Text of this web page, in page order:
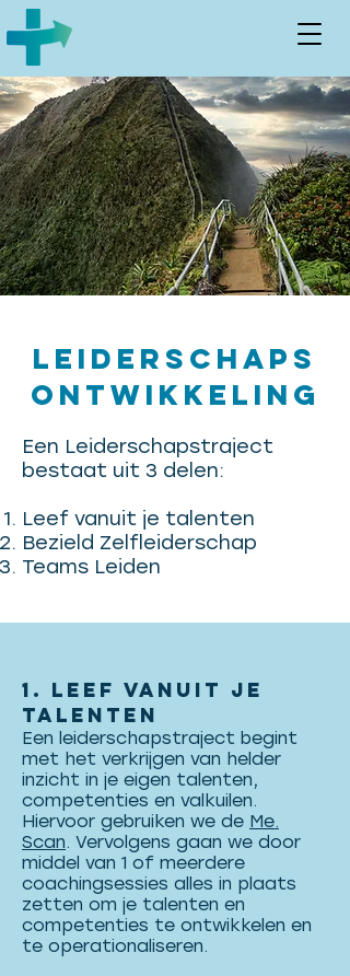
Leiderschaps
ontwikkeling
Een Leiderschapstraject
bestaat uit 3 delen:
Leef vanuit je talenten
Bezield Zelfleiderschap
Teams Leiden
1. Leef vanuit je
talenten
Een leiderschapstraject begint
met het verkrijgen van helder
inzicht in je eigen talenten,
competenties en valkuilen.
Hiervoor gebruiken we de Me.
Scan. Vervolgens gaan we door
middel van 1 of meerdere
coachingsessies alles in plaats
zetten om je talenten en
competenties te ontwikkelen en
te operationaliseren.